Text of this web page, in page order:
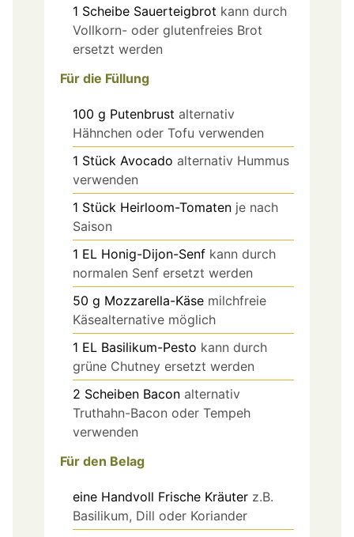
1 Scheibe Sauerteigbrot kann durch
Vollkorn- oder glutenfreies Brot
ersetzt werden
Für die Füllung
100 g Putenbrust alternativ
Hähnchen oder Tofu verwenden
1 Stück Avocado alternativ Hummus
verwenden
1 Stück Heirloom-Tomaten je nach
Saison
1 EL Honig-Dijon-Senf kann durch
normalen Senf ersetzt werden
50 g Mozzarella-Käse milchfreie
Käsealternative möglich
1 EL Basilikum-Pesto kann durch
grüne Chutney ersetzt werden
2 Scheiben Bacon alternativ
Truthahn-Bacon oder Tempeh
verwenden
Für den Belag
eine Handvoll Frische Kräuter z.B.
Basilikum, Dill oder Koriander